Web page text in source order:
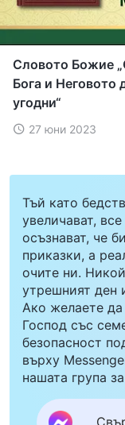
Словото Божие
Бога и Неговото
угодни“
27 юни 2023
Тъй като
увеличават,
осъзнават, че
приказки, а
очите ни.
утрешният ден
Ако желаете
Господ със
безопасност
върху
нашата група